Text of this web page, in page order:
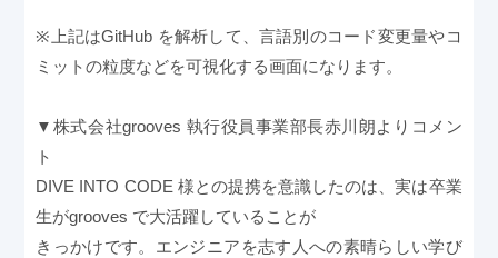
※上記はGitHub を解析して、言語別のコード変更量やコ
ミットの粒度などを可視化する画面になります。
▼株式会社grooves 執行役員事業部長赤川朗よりコメン
ト
DIVE INTO CODE 様との提携を意識したのは、実は卒業
生がgrooves で大活躍していることが
きっかけです。エンジニアを志す人への素晴らしい学び